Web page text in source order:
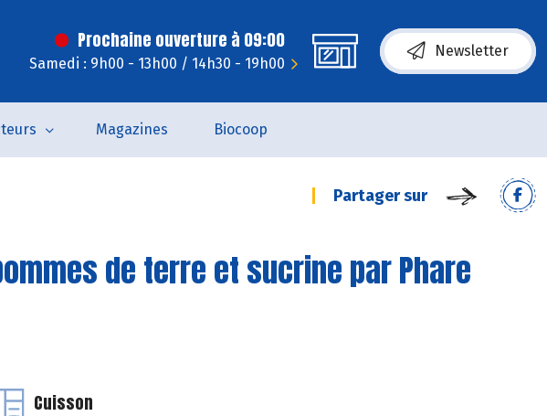
Prochaine ouverture à 09:00
Samedi : 9h00 - 13h00 / 14h30 - 19h00
Newsletter
Magazines Biocoop
Partager sur
de terre et sucrine par Phare
Cuisson